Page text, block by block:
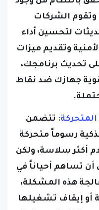
وتقوم الشركات
لتحسين أداء
وتقديم ميزات
تحديث برنامجك،
جهازك ضد نقاط
تتضمن
رسوماً متحركة
أكثر سلاسة، ولكن
أن تساهم أحياناً في
هذه المشكلة،
أو إيقاف تشغيلها